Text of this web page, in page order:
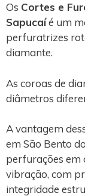
Os Cortes e
Sapucaíé um
perfuratrizes
diamante.
As coroas de
diâmetros
A vantagem
em São Bento
perfurações em
vibração, com
integridade